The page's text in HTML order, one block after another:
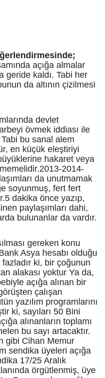
açığa almalar
geride kaldı. Tabi her
da altının çizilmesi
devlet
övmek iddiası ile
bu sanal alem
en küçük eleştiriyi
hakaret veya
2014-
da unutmamak
soyunmuş, fert fert
dakika önce yazıp,
paylaşımları dahi,
bulunanlar da vardır.
gereken konu
Asya hesabı olduğu
ki, bir çoğunun
alakası yoktur Ya da,
açığa alınan bir
çalışan
yazılım programlarını
ki, sayıları 50 Bini
alınanların toplamı
bu sayı artacaktır.
gibi Cihan Memur
sendika üyeleri açığa
17/25 Aralık
örgütlenmiş, üye